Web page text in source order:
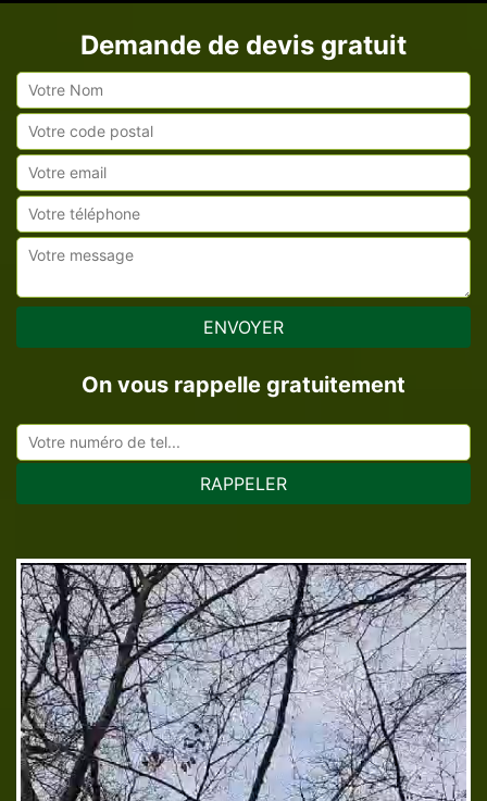
Demande de devis gratuit
On vous rappelle gratuitement